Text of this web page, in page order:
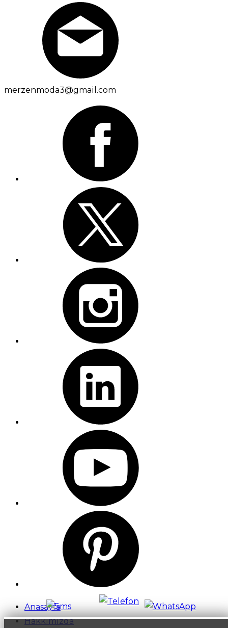
merzenmoda3@gmail.com
Anasayfa
Hakkımızda